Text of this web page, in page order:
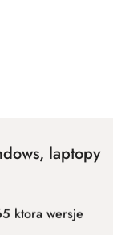
laptopy